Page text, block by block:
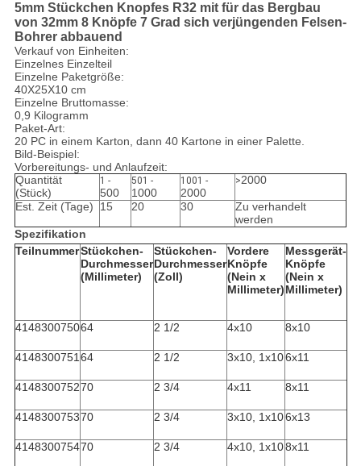
5mm Stückchen Knopfes R32 mit für das Bergbau
von 32mm 8 Knöpfe 7 Grad sich verjüngenden Felsen-
Bohrer abbauend
Verkauf von Einheiten:
Einzelnes Einzelteil
Einzelne Paketgröße:
40X25X10 cm
Einzelne Bruttomasse:
0,9 Kilogramm
Paket-Art:
20 PC in einem Karton, dann 40 Kartone in einer Palette.
Bild-Beispiel:
Vorbereitungs- und Anlaufzeit:
Quantität
(Stück)
1 -
500
501 -
1000
1001 -
2000
>2000
Est. Zeit (Tage) 15 20 30
Zu verhandelt
werden
Spezifikation
TeilnummerStückchen-
Durchmesser
(Millimeter)
Stückchen-
Durchmesser
(Zoll)
Vordere
Knöpfe
(Nein x
Millimeter)
Messgerät-
Knöpfe
(Nein x
Millimeter)
414830075064 2 1/2 4x10 8x10
414830075164 2 1/2 3x10, 1x106x11
414830075270 2 3/4 4x11 8x11
414830075370 2 3/4 3x10, 1x106x13
414830075470 2 3/4 4x10, 1x108x11